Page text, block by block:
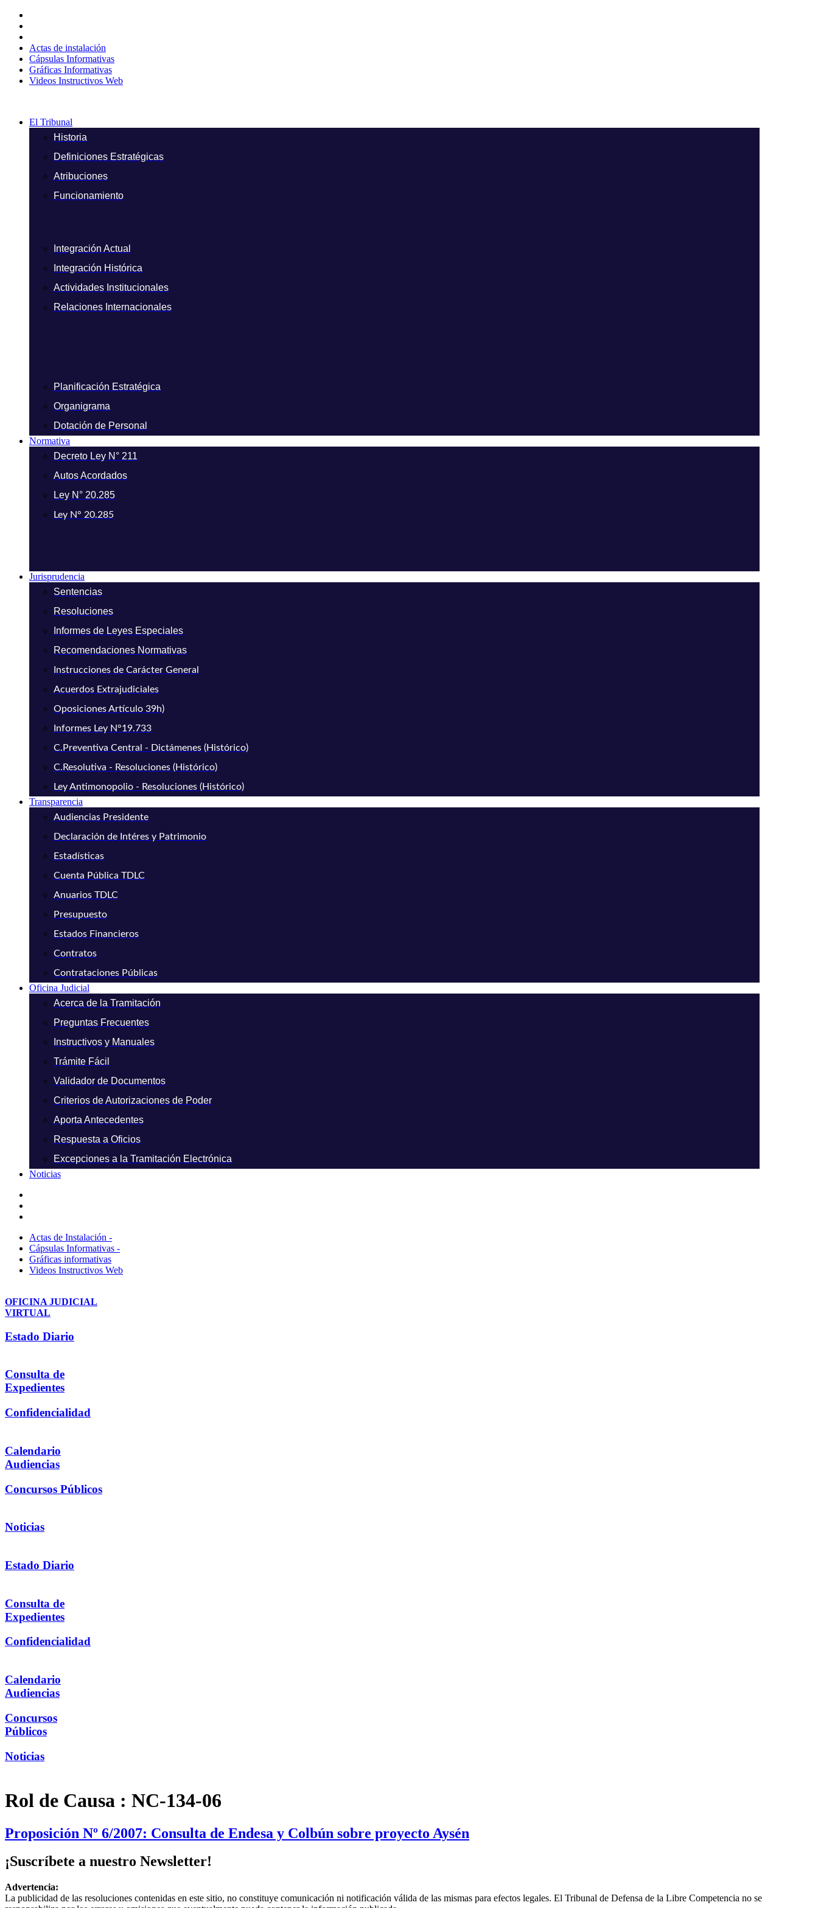
contenido
Actas de instalación
Cápsulas Informativas
Gráficas Informativas
Videos Instructivos Web
El Tribunal
Historia
Definiciones Estratégicas
Atribuciones
Funcionamiento
Integración Actual
Integración Histórica
Actividades Institucionales
Relaciones Internacionales
Planificación Estratégica
Organigrama
Dotación de Personal
Normativa
Decreto Ley N° 211
Autos Acordados
Ley N° 20.285
Ley N° 20.285
Jurisprudencia
Sentencias
Resoluciones
Informes de Leyes Especiales
Recomendaciones Normativas
Instrucciones de Carácter General
Acuerdos Extrajudiciales
Oposiciones Artículo 39h)
Informes Ley N°19.733
C.Preventiva Central - Dictámenes (Histórico)
C.Resolutiva - Resoluciones (Histórico)
Ley Antimonopolio - Resoluciones (Histórico)
Transparencia
Audiencias Presidente
Declaración de Intéres y Patrimonio
Estadísticas
Cuenta Pública TDLC
Anuarios TDLC
Presupuesto
Estados Financieros
Contratos
Contrataciones Públicas
Oficina Judicial
Acerca de la Tramitación
Preguntas Frecuentes
Instructivos y Manuales
Trámite Fácil
Validador de Documentos
Criterios de Autorizaciones de Poder
Aporta Antecedentes
Respuesta a Oficios
Excepciones a la Tramitación Electrónica
Noticias
Actas de Instalación -
Cápsulas Informativas -
Gráficas informativas
Videos Instructivos Web
OFICINA JUDICIAL
VIRTUAL
Estado Diario
Consulta de
Expedientes
Confidencialidad
Calendario
Audiencias
Concursos Públicos
Noticias
Estado Diario
Consulta de
Expedientes
Confidencialidad
Calendario
Audiencias
Concursos
Públicos
Noticias
Rol de Causa : NC-134-06
Proposición Nº 6/2007: Consulta de Endesa y Colbún sobre proyecto Aysén
¡Suscríbete a nuestro Newsletter!
Advertencia:
La publicidad de las resoluciones contenidas en este sitio, no constituye comunicación ni notificación válida de las mismas para efectos legales. El Tribunal de Defensa de la Libre Competencia no se